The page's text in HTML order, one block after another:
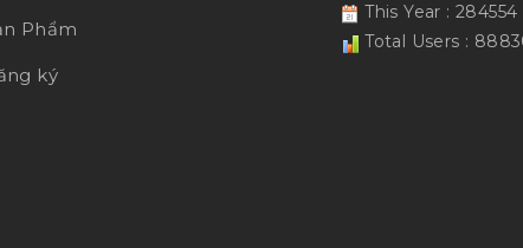
Phẩm
ký
This Year : 284554
Total Users :